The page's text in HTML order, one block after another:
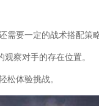
长教学攻略全集(人间地
射击选择推荐哪个(《战
术经验获得方法分享(骑
需要一定的战术搭配策略
察对手的存在位置。
松体验挑战。